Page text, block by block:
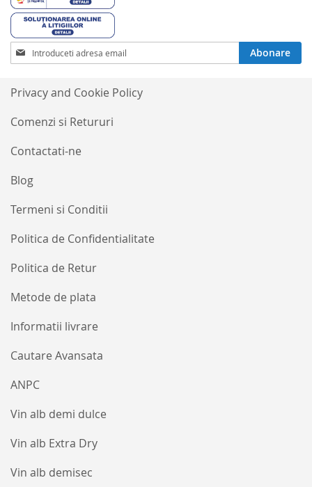
Termeni si Conditii
Politica de Confidentialitate
Politica de Retur
Metode de plata
Informatii livrare
Cautare Avansata
ANPC
Vin alb demi dulce
Vin alb Extra Dry
Vin alb demisec
Privacy and Cookie Policy
Comenzi si Retururi
Contactati-ne
Blog
Inscrieti-
va
Buletinele
noastre
informative
Abonare